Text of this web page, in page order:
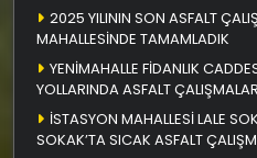
2025 YILININ SON ASFALT
MAHALLESİNDE TAMAMLADIK
YENİMAHALLE FİDANLIK
YOLLARINDA ASFALT
İSTASYON MAHALLESİ LALE
SOKAK’TA SICAK ASFALT